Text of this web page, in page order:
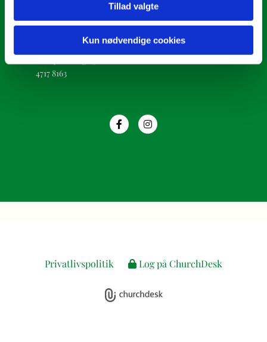
Tillad valgte
Kun nødvendige cookies
4717 8163
Privatlivspolitik Log på ChurchDesk